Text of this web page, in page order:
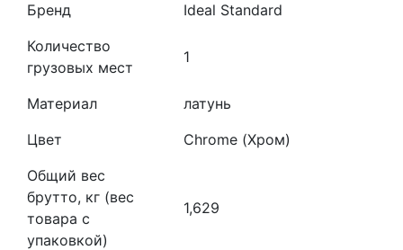
Бренд
Ideal Standard
Количество
грузовых мест
1
Материал
латунь
Цвет
Chrome (Хром)
Общий вес
брутто, кг (вес
товара с
упаковкой)
1,629